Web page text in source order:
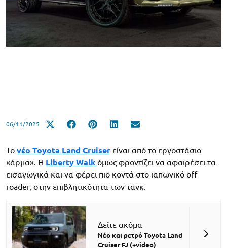
06/11/2025
Το νέο Toyota Land Cruiser είναι από το εργοστάσιο
«άρμα». Η Liberty Walk όμως φροντίζει να αφαιρέσει τα
εισαγωγικά και να φέρει πιο κοντά στο ιαπωνικό off
roader, στην επιβλητικότητα των τανκ.
Δείτε ακόμα
Νέο και ρετρό Toyota Land
Cruiser FJ (+video)